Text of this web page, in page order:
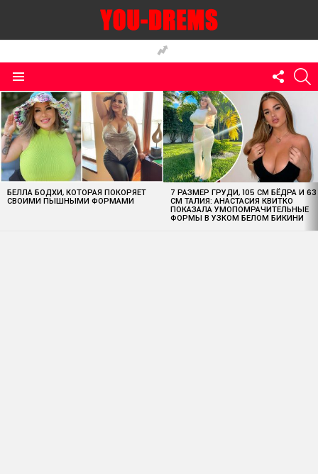
US
MOST
VIEWED
STORIES
БЕЛЛА БОДХИ, КОТОРАЯ ПОКОРЯЕТ
СВОИМИ ПЫШНЫМИ ФОРМАМИ
7 РАЗМЕР ГРУДИ, 105 СМ БЁДРА И 63
СМ ТАЛИЯ: АНАСТАСИЯ КВИТКО
ПОКАЗАЛА УМОПОМРАЧИТЕЛЬНЫЕ
ФОРМЫ В УЗКОМ БЕЛОМ БИКИНИ